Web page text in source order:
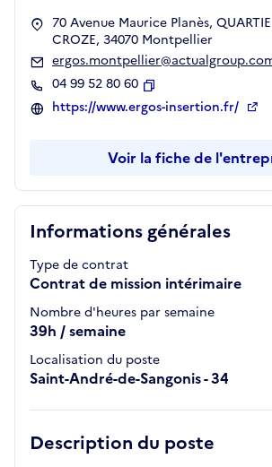
Informations générales
Type de contrat
Contrat de mission intérimaire
Nombre d'heures par semaine
39h / semaine
Localisation du poste
Saint-André-de-Sangonis - 34
Description du poste
70 Avenue Maurice Planès,
CROZE, 34070 Montpellier
04 99 52 80 60
Copier
https://www.ergos-insertion.fr/
Voir la fiche de